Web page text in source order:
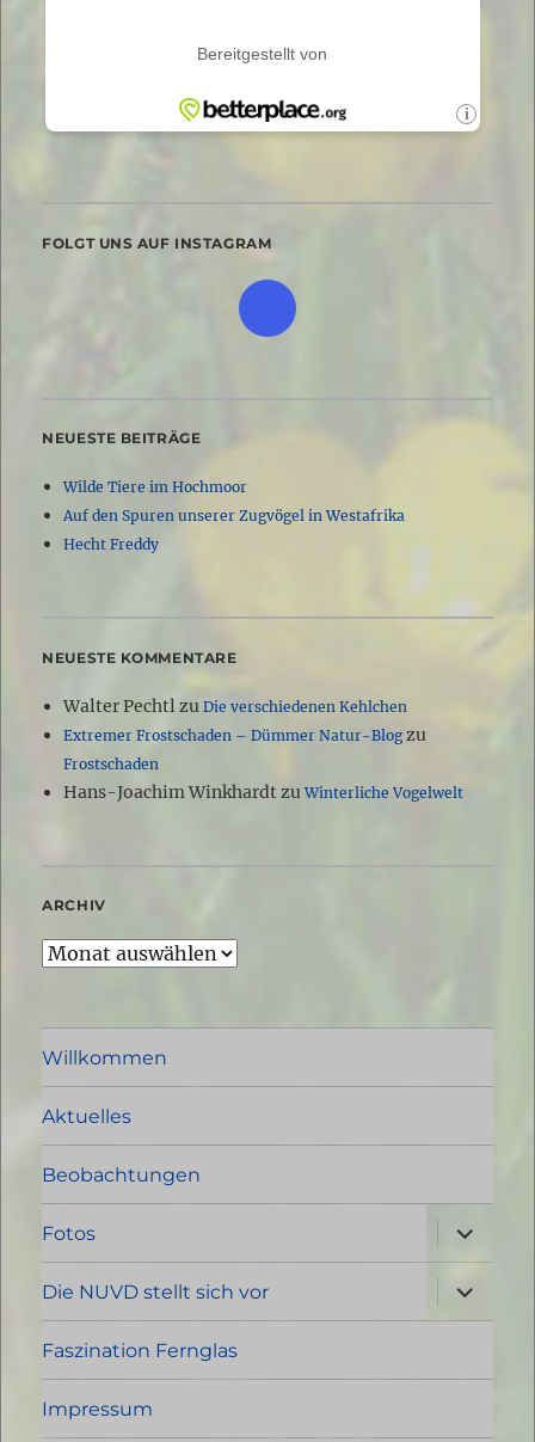
FOLGT UNS AUF INSTAGRAM
NEUESTE BEITRÄGE
Wilde Tiere im Hochmoor
Auf den Spuren unserer Zugvögel in Westafrika
Hecht Freddy
NEUESTE KOMMENTARE
Walter Pechtlzu Die verschiedenen Kehlchen
Extremer Frostschaden – Dümmer Natur-Blogzu
Frostschaden
Hans-Joachim WinkhardtzuWinterliche Vogelwelt
ARCHIV
Archiv
Willkommen
Aktuelles
Beobachtungen
Fotos
öffnen
Die NUVD stellt sich vor
öffnen
Faszination Fernglas
Impressum